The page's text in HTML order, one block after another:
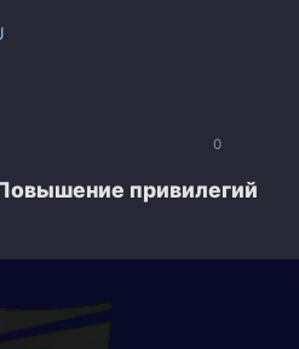
0
привилегий